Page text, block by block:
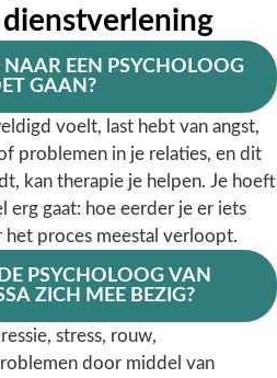
EEN PSYCHOLOOG
GAAN?
voelt, last hebt van angst,
problemen in je relaties, en dit
kan therapie je helpen. Je hoeft
erg gaat: hoe eerder je er iets
proces meestal verloopt.
PSYCHOLOOG VAN
ZICH MEE BEZIG?
stress, rouw,
door middel van